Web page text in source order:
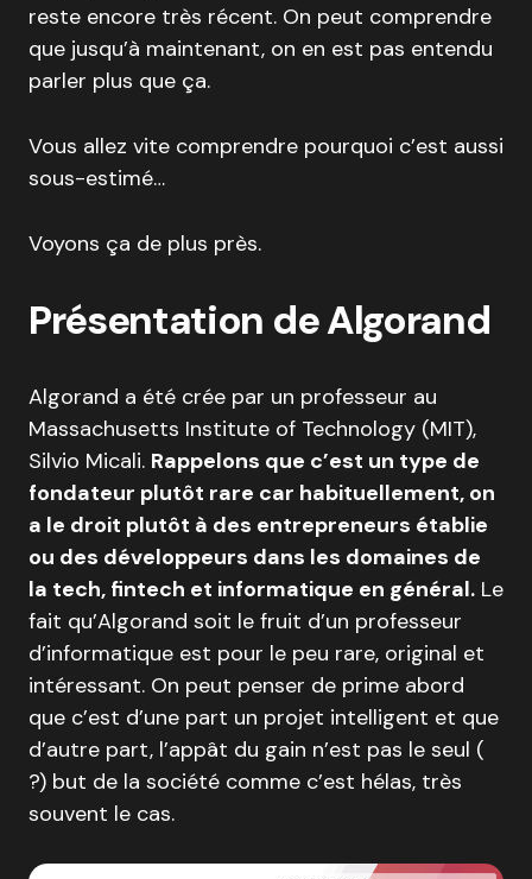
reste encore très récent. On peut comprendre
que jusqu’à maintenant, on en est pas entendu
parler plus que ça.
Vous allez vite comprendre pourquoi c’est aussi
sous-estimé…
Voyons ça de plus près.
Présentation de Algorand
Algorand a été crée par un professeur au
Massachusetts Institute of Technology (MIT),
Silvio Micali. Rappelons que c’est un type de
fondateur plutôt rare car habituellement, on
a le droit plutôt à des entrepreneurs établie
ou des développeurs dans les domaines de
la tech, fintech et informatique en général. Le
fait qu’Algorand soit le fruit d’un professeur
d’informatique est pour le peu rare, original et
intéressant. On peut penser de prime abord
que c’est d’une part un projet intelligent et que
d’autre part, l’appât du gain n’est pas le seul (
?) but de la société comme c’est hélas, très
souvent le cas.